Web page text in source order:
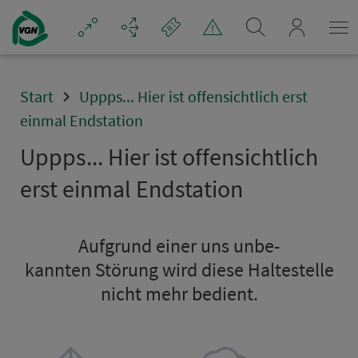
Navigation überspringen
Start
Uppps... Hier ist offensichtlich erst
einmal Endstation
Uppps... Hier ist offensichtlich
erst einmal Endsta­ti­on
Aufgrund einer uns un­be­
kannten Störung wird diese Hal­te­stel­le
nicht mehr bedient.